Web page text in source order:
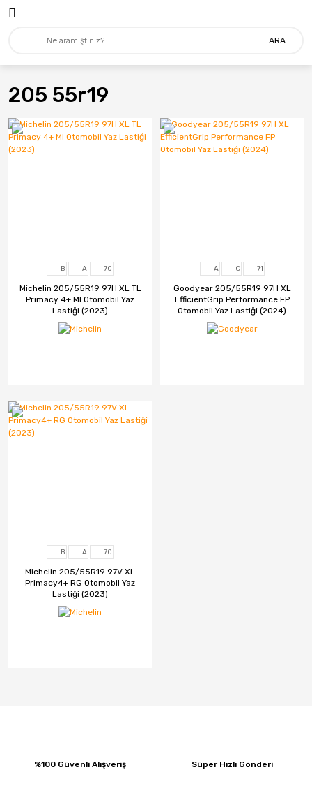
ARA
205 55r19
B A 70
Michelin 205/55R19 97H XL TL
Primacy 4+ MI Otomobil Yaz
Lastiği (2023)
A C 71
Goodyear 205/55R19 97H XL
EfficientGrip Performance FP
Otomobil Yaz Lastiği (2024)
B A 70
Michelin 205/55R19 97V XL
Primacy4+ RG Otomobil Yaz
Lastiği (2023)
%100 Güvenli Alışveriş Süper Hızlı Gönderi